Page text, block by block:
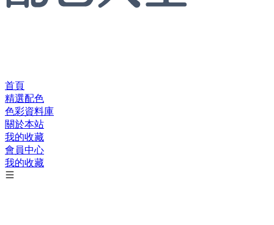
首頁
精選配色
色彩資料庫
關於本站
我的收藏
會員中心
我的收藏